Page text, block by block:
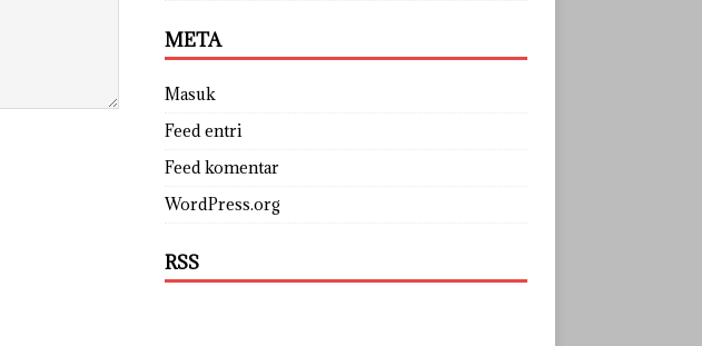
META
Masuk
Feed entri
Feed komentar
WordPress.org
RSS